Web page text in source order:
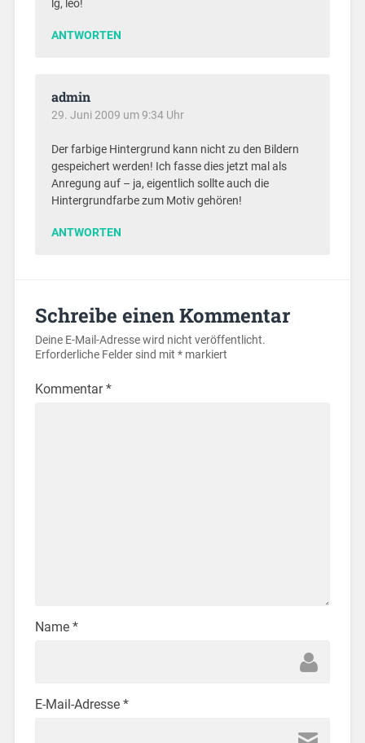
lg, leo!
ANTWORTEN
admin
29. Juni 2009 um 9:34 Uhr
Der farbige Hintergrund kann nicht zu den Bildern
gespeichert werden! Ich fasse dies jetzt mal als
Anregung auf – ja, eigentlich sollte auch die
Hintergrundfarbe zum Motiv gehören!
ANTWORTEN
Schreibe einen Kommentar
Deine E-Mail-Adresse wird nicht veröffentlicht.
Erforderliche Felder sind mit *markiert
Kommentar*
Name *
E-Mail-Adresse *